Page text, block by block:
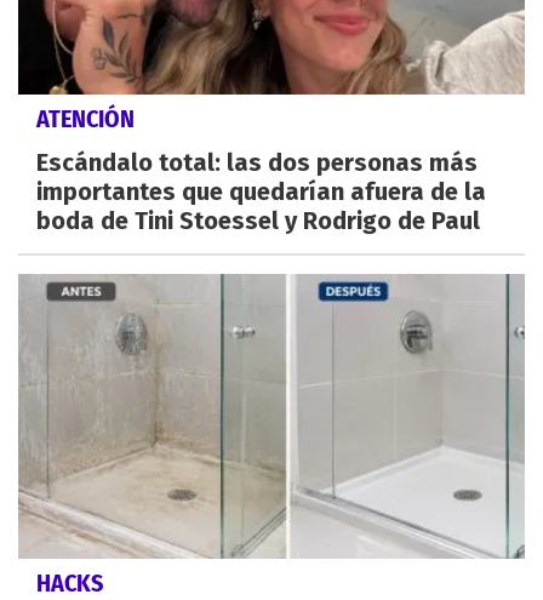
ATENCIÓN
Escándalo total: las dos personas más
importantes que quedarían afuera de la
boda de Tini Stoessel y Rodrigo de Paul
HACKS